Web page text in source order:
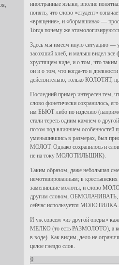
иностранные языки, вполне
понять, что слово «студент»
«вращение», и «бормашина» —
Тогда почему же
Здесь мы имеем иную ситуацию —
засохший хлеб, и малыш видел все
хрустящем виде, и о том, что таким
он и о том, что когда-то в
действительно, только КОЛОТЯТ,
Последний пример интересен тем,
слово фонетически сохранилось,
им БЬЮТ либо по изделию
стали тереть одним камнем о
потом под влиянием
уменьшившись в размерах, был
МОЛОТ. Однако сохранилось и
не на току МОЛОТИЛЬЩИК).
Таким образом, даже небольшая
немотивированным; в
заменившие молоты, и слово
другим словом, ОБМОЛАЧИВАТЬ,
сейчас используется МОЛОТИЛКА.
И уж совсем «из другой оперы»
МЕЛКО (то есть РАЗМОЛОТО), а
в воде). Как видим, дело не
целое гнездо слов.
0